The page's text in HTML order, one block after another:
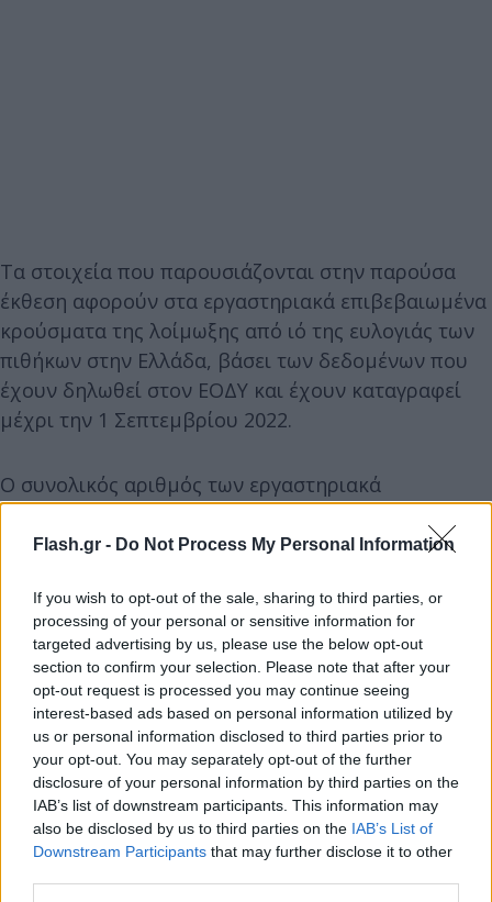
Flash.gr - Do Not Process My Personal Information
If you wish to opt-out of the sale, sharing to third parties, or
processing of your personal or sensitive information for
targeted advertising by us, please use the below opt-out
section to confirm your selection. Please note that after your
opt-out request is processed you may continue seeing
interest-based ads based on personal information utilized by
us or personal information disclosed to third parties prior to
your opt-out. You may separately opt-out of the further
disclosure of your personal information by third parties on the
IAB’s list of downstream participants. This information may
also be disclosed by us to third parties on the IAB’s List of
Downstream Participants that may further disclose it to other
Τα στοιχεία που παρουσιάζονται στην παρούσα
έκθεση αφορούν στα εργαστηριακά επιβεβαιωμένα
κρούσματα της λοίμωξης από ιό της ευλογιάς των
πιθήκων στην Ελλάδα, βάσει των δεδομένων που
έχουν δηλωθεί στον ΕΟΔΥ και έχουν καταγραφεί
μέχρι την 1 Σεπτεμβρίου 2022.
Ο συνολικός αριθμός των εργαστηριακά
επιβεβαιωμένων κρουσμάτων από την έναρξη της
καταγραφής ανέρχεται σε 58 (όλοι άνδρες, διάμεση
ταξίδι στο εξωτερικό εντός του χρόνου επώασης
της νόσου (33%). Η χρονική κατανομή των
εργαστηριακά επιβεβαιωμένων κρουσμάτων ανά
εβδομάδα έναρξης συμπτωμάτων (εβδομάδα κατά
ISO) παρουσιάζεται στο Γράφημα.